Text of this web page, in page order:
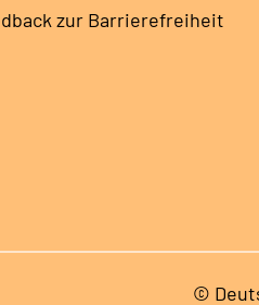
zur Barrierefreiheit
©